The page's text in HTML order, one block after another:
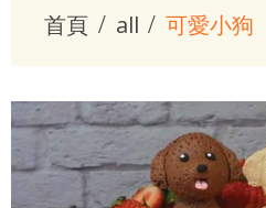
首頁 all 可愛小狗